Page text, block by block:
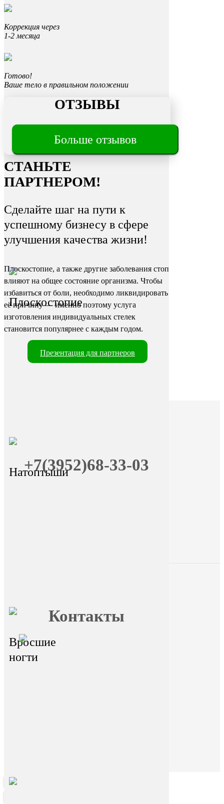
Трещины
на пятках
Плоскостопие
Натоптыши
Вросшие
ногти
Коррекция через
1-2 месяца
Готово!
Ваше тело в правильном положении
ОТЗЫВЫ
Больше отзывов
СТАНЬТЕ
ПАРТНЕРОМ!
Сделайте шаг на пути к
успешному бизнесу в сфере
улучшения качества жизни!
Плоскостопие, а также другие заболевания стоп
влияют на общее состояние организма. Чтобы
избавиться от боли, необходимо ликвидировать
её причину — именно поэтому услуга
изготовления индивидуальных стелек
становится популярнее с каждым годом.
Презентация для партнеров
+7(3952)68-33-03
Контакты
главный офис - г.Иркутск,
ул.Байкальская 236в/1, оф.1
Горячая линия